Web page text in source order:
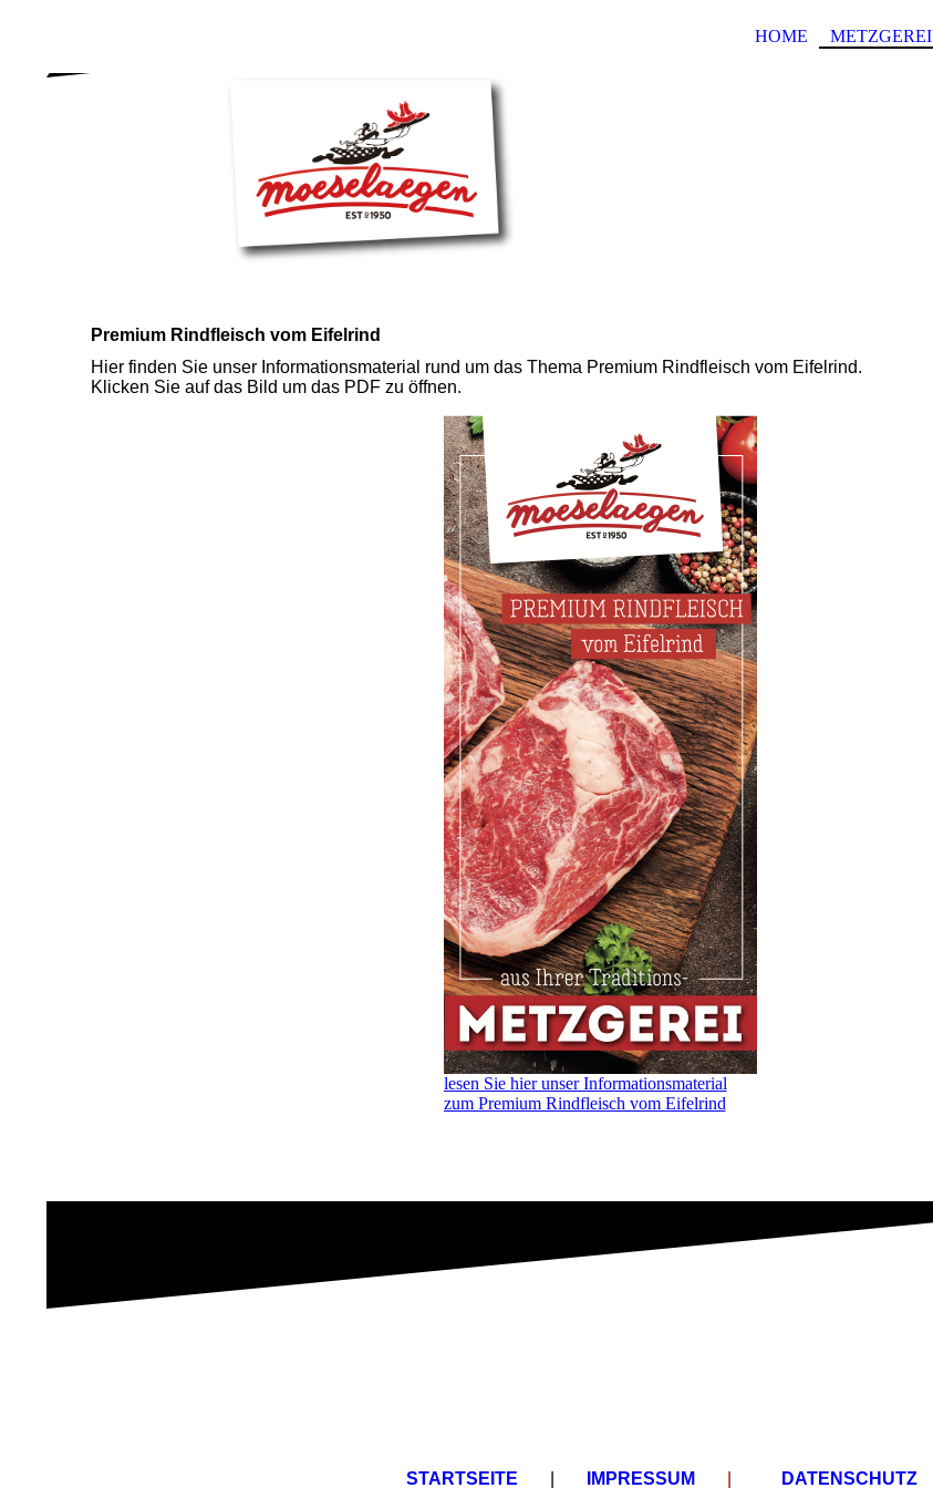
HOME METZGEREI
Premium Rindfleisch vom Eifelrind
Hier finden Sie unser Informationsmaterial rund um das Thema Premium Rindfleisch vom Eifelrind.
Klicken Sie auf das Bild um das PDF zu öffnen.
lesen Sie hier unser Informationsmaterial
zum Premium Rindfleisch vom Eifelrind
STARTSEITE IMPRESSUM DATENSCHUTZ